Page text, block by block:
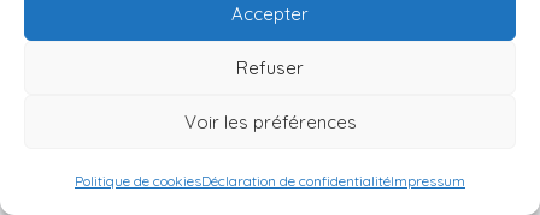
Accepter
Refuser
Voir les préférences
Politique de cookiesDéclaration de confidentialitéImpressum
L’électricité, et le gaz si le logement en est équipé,
énergétiques.
Soit inclus dans les charges payées au
Soit réglés directement au fournisseur, auquel